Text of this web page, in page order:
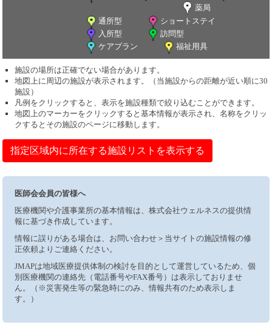
薬局
通所型
ショートステイ
入所型
訪問型
ケアプラン
福祉用具
施設の場所は正確でない場合があります。
地図上に周辺の施設が表示されます。（当施設からの距離が近い順に30
施設）
凡例をクリックすると、表示を施設種類で絞り込むことができます。
地図上のマーカーをクリックすると基本情報が表示され、名称をクリッ
クするとその施設のページに移動します。
指定区域内に所在する施設リストを表示する
医師会会員の皆様へ
医療機関や介護事業所の基本情報は、株式会社ウェルネスの提供情
報に基づき作成しています。
情報に誤りがある場合は、お問い合わせ＞当サイトの施設情報の修
正依頼よりご連絡ください。
JMAPは地域医療提供体制の検討を目的として運営しているため、個
別医療機関の連絡先（電話番号やFAX番号）は表示しておりませ
ん。（※災害発生等の緊急時にのみ、情報共有のため表示しま
す。）